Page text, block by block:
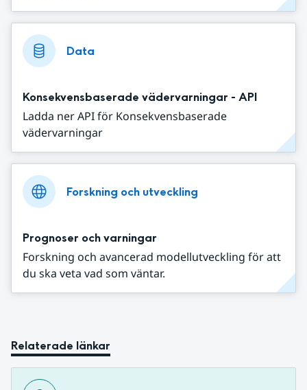
Data
Konsekvensbaserade vädervarningar - API
Ladda ner API för Konsekvensbaserade
vädervarningar
Forskning och utveckling
Prognoser och varningar
Forskning och avancerad modellutveckling för att
du ska veta vad som väntar.
Relaterade länkar